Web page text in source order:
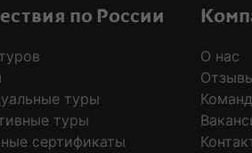
по России
туры
туры
сертификаты
О нас